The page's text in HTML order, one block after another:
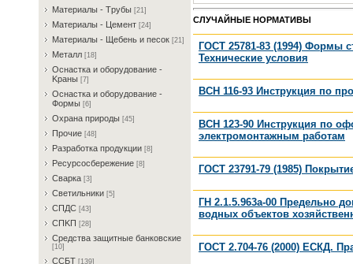
Maтepиaлы - Tpубы [21]
Maтepиaлы - Цeмeнт [24]
Maтepиaлы - Щeбeнь и пecoк [21]
Meтaлл [18]
Ocнacткa и oбopудoвaниe -
Kрaны [7]
Ocнacткa и oбopудoвaниe -
Фopмы [6]
Oxpaнa пpиpoды [45]
Пpoчиe [48]
Paзpaбoткa пpoдукции [8]
Pecуpcocбepeжeниe [8]
Cвapкa [3]
Cвeтильники [5]
CПДC [43]
CПKП [28]
Cpeдcтвa зaщитныe бaнкoвcкиe
[10]
CCБT [139]
СЛУЧАЙНЫЕ НОРМАТИВЫ
ГОСТ 25781-83 (1994) Формы
Технические условия
ВСН 116-93 Инструкция по
ВСН 123-90 Инструкция по
электромонтажным работам
ГОСТ 23791-79 (1985)
ГН 2.1.5.963а-00 Предельно
водных объектов
ГОСТ 2.704-76 (2000) ЕСКД.